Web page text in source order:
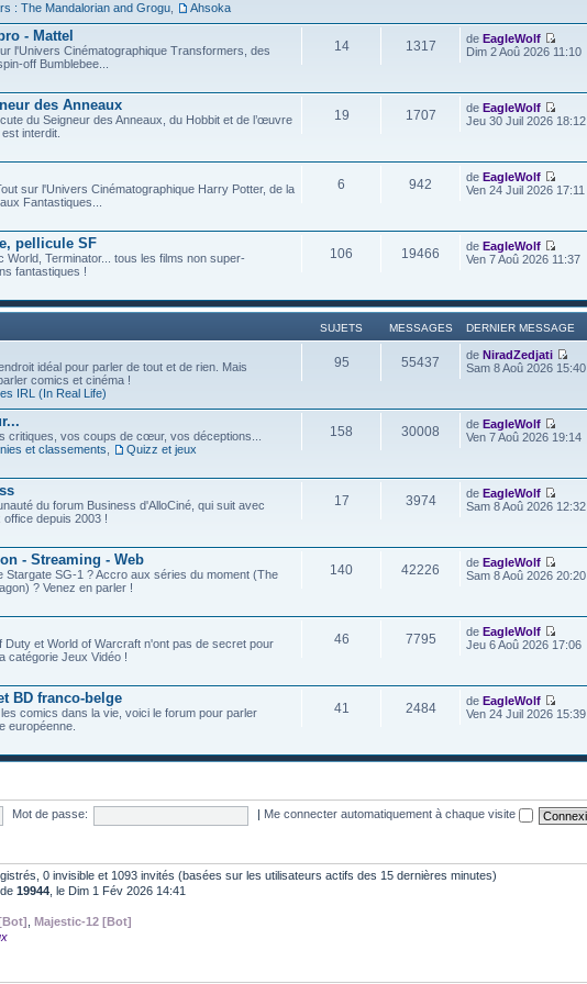
: The Mandalorian and Grogu
Ahsoka
- Mattel
l'Univers Cinématographique Transformers, des
off Bumblebee...
14 1317 deEagleWolf
Dim 2 Aoû 2026 11:10
des Anneaux
du Seigneur des Anneaux, du Hobbit et de l’œuvre
interdit.
19 1707 deEagleWolf
Jeu 30 Juil 2026 18:12
sur l'Univers Cinématographique Harry Potter, de la
Fantastiques...
6 942 deEagleWolf
Ven 24 Juil 2026 17:11
pellicule SF
World, Terminator... tous les films non super-
fantastiques !
106 19466 deEagleWolf
Ven 7 Aoû 2026 11:37
SUJETS MESSAGES DERNIER MESSAGE
idéal pour parler de tout et de rien. Mais
comics et cinéma !
IRL (In Real Life)
95 55437 deNiradZedjati
Sam 8 Aoû 2026 15:40
critiques, vos coups de cœur, vos déceptions...
et classements
Quizz et jeux
158 30008 deEagleWolf
Ven 7 Aoû 2026 19:14
du forum Business d'AlloCiné, qui suit avec
depuis 2003 !
17 3974 deEagleWolf
Sam 8 Aoû 2026 12:32
- Streaming - Web
Stargate SG-1 ? Accro aux séries du moment (The
? Venez en parler !
140 42226 deEagleWolf
Sam 8 Aoû 2026 20:20
Duty et World of Warcraft n'ont pas de secret pour
catégorie Jeux Vidéo !
46 7795 deEagleWolf
Jeu 6 Aoû 2026 17:06
BD franco-belge
comics dans la vie, voici le forum pour parler
européenne.
41 2484 deEagleWolf
Ven 24 Juil 2026 15:39
Mot de passe: Me connecter automatiquement à chaque visite
0 invisible et 1093 invités (basées sur les utilisateurs actifs des 15 dernières minutes)
19944 , le Dim 1 Fév 2026 14:41
Majestic-12 [Bot]